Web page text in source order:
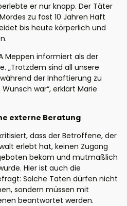
er nur knapp. Der Täter
zu fast 10 Jahren Haft
bis heute körperlich und
Meppen informiert als der
„Trotzdem sind all unsere
der Inhaftierung zu
war“, erklärt Marie
externe Beratung
dass der Betroffene, der
erlebt hat, keinen Zugang
bekam und mutmaßlich
Hier ist auch die
Solche Taten dürfen nicht
sondern müssen mit
beantwortet werden.